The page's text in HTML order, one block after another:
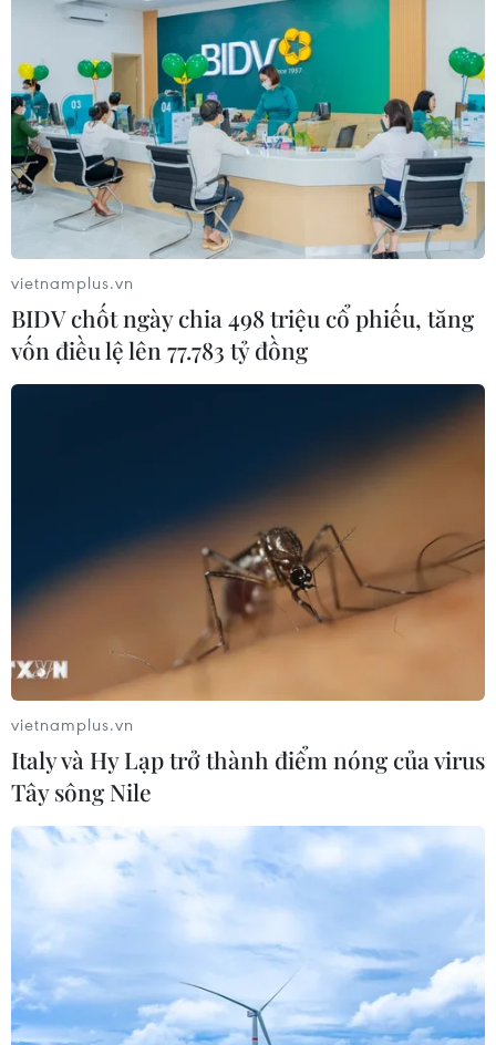
vietnamplus.vn
BIDV chốt ngày chia 498 triệu cổ phiếu, tăng
vốn điều lệ lên 77.783 tỷ đồng
vietnamplus.vn
Italy và Hy Lạp trở thành điểm nóng của virus
Tây sông Nile